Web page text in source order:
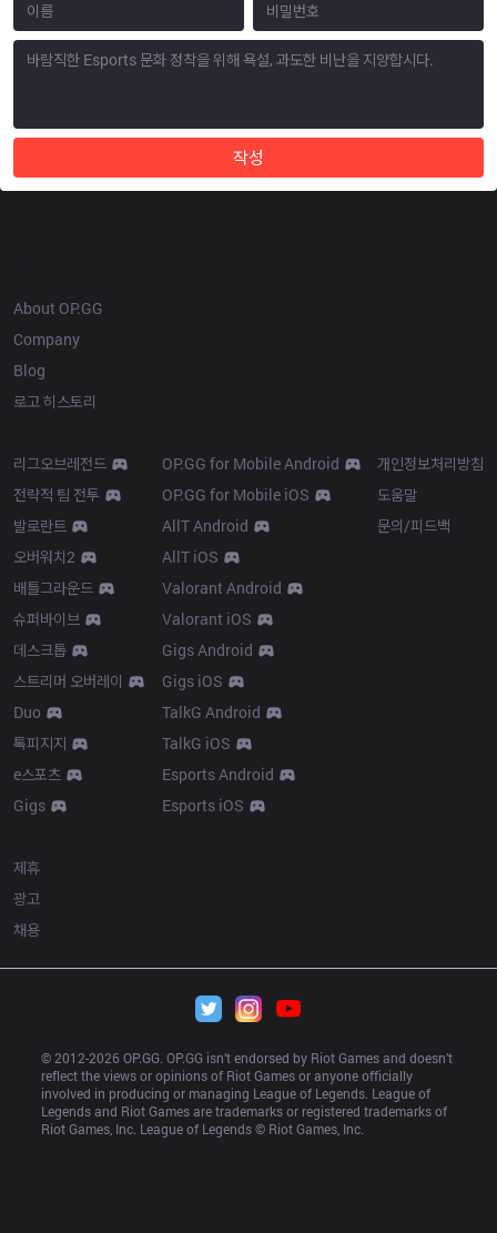
작성
About OP.GG
Company
Blog
로고 히스토리
리그오브레전드
전략적 팀 전투
발로란트
오버워치2
배틀그라운드
슈퍼바이브
데스크톱
스트리머 오버레이
Duo
톡피지지
e스포츠
Gigs
OP.GG for Mobile Android
OP.GG for Mobile iOS
AllT Android
AllT iOS
Valorant Android
Valorant iOS
Gigs Android
Gigs iOS
TalkG Android
TalkG iOS
Esports Android
Esports iOS
개인정보처리방침
도움말
문의/피드백
제휴
광고
채용
© 2012-2026 OP.GG. OP.GG isn’t endorsed by Riot Games and doesn’t
reflect the views or opinions of Riot Games or anyone officially
involved in producing or managing League of Legends. League of
Legends and Riot Games are trademarks or registered trademarks of
Riot Games, Inc. League of Legends © Riot Games, Inc.